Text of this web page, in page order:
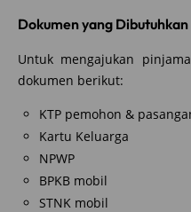
Dokumen yang Dibutuhkan
Untuk mengajukan
dokumen berikut:
KTP pemohon &
Kartu Keluarga
NPWP
BPKB mobil
STNK mobil